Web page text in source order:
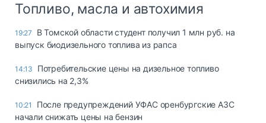
Топливо, масла и автохимия
19:27
В Томской области студент получил 1 млн руб. на
выпуск биодизельного топлива из рапса
14:13
Потребительские цены на дизельное топливо
снизились на 2,3%
10:21
После предупреждений УФАС оренбургские АЗС
начали снижать цены на бензин